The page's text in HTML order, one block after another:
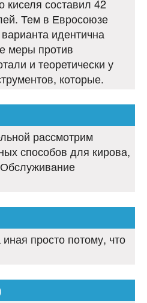
киселя составил 42
Тем в Евросоюзе
идентична
меры против
и теоретически у
которые.
рассмотрим
способов для кирова,
просто потому, что